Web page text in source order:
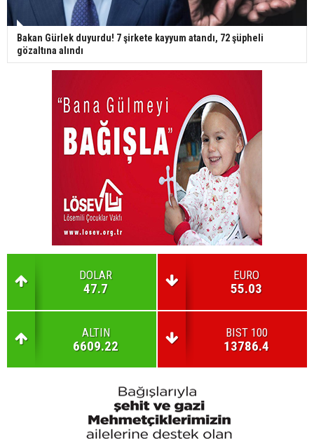
Bakan Gürlek duyurdu! 7 şirkete kayyum atandı, 72 şüpheli
gözaltına alındı
DOLAR
47.7
EURO
55.03
ALTIN
6609.22
BIST 100
13786.4